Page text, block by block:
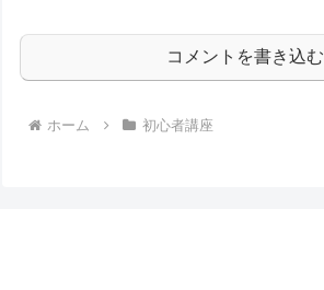
コメントを書き込む
ホーム 初心者講座